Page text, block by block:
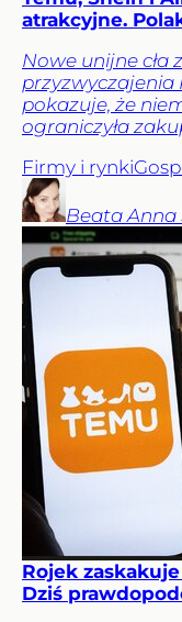
atrakcyjne.
Nowe unijne cła
przyzwyczajenia
pokazuje, że
ograniczyła
Firmy i rynki
Beata Anna
Rojek
Dziś